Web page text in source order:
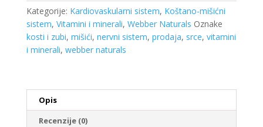
60
tableta
Webber
Naturals
Kategorije: Kardiovaskularni sistem, Koštano-mišićni
sistem, Vitamini i minerali, Webber Naturals Oznake
kosti i zubi, mišići, nervni sistem, prodaja, srce, vitamini
i minerali, webber naturals
Opis
Recenzije (0)